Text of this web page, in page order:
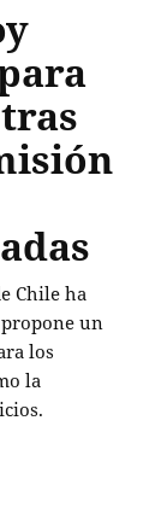
Chile ha
un
los
la
salarial